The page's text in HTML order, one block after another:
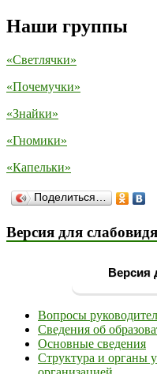
Наши группы
«Светлячки»
«Почемучки»
«Знайки»
«Гномики»
«Капельки»
Поделиться…
Версия для
Версия
Вопросы
Сведения об
Основные сведения
Структура и органы